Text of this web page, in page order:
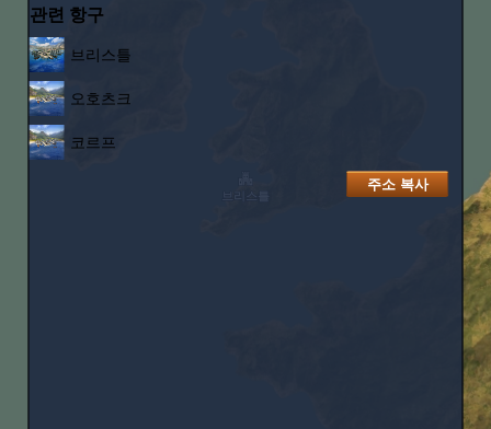
관련 항구
브리스틀
오호츠크
코르프
주소 복사